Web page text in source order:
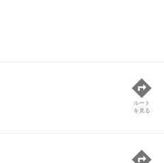
ルート
を見る